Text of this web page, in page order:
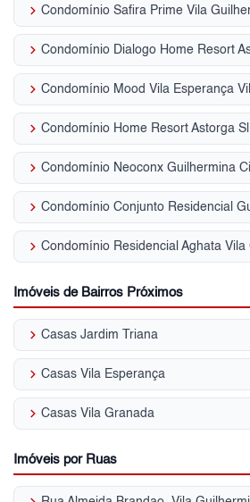
keyboard_arrow_right Condomínio Safira Prime Vila
keyboard_arrow_right
keyboard_arrow_right Condomínio Mood Vila Esperança
keyboard_arrow_right
keyboard_arrow_right Condomínio Neoconx Guilhermina
keyboard_arrow_right
keyboard_arrow_right Condomínio Residencial Aghata Vila
Imóveis de Bairros Próximos
keyboard_arrow_right Casas Jardim Triana
keyboard_arrow_right Casas Vila Esperança
keyboard_arrow_right Casas Vila Granada
Imóveis por Ruas